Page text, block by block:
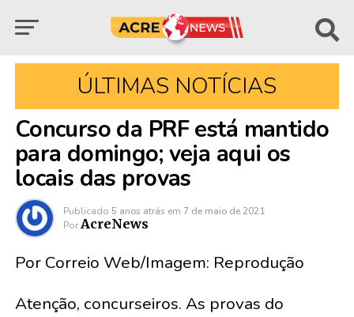
ÚLTIMAS NOTÍCIAS
Concurso da PRF está mantido
para domingo; veja aqui os
locais das provas
Publicado 5 anos atrás em 7 de maio de 2021
Por AcreNews
Por Correio Web/Imagem: Reprodução
Atenção, concurseiros. As provas do